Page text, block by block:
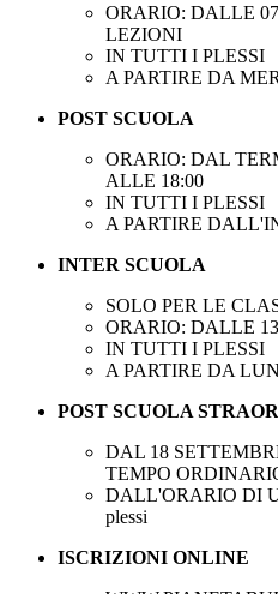
ORARIO: DALLE
LEZIONI
IN TUTTI I PLESSI
A PARTIRE DA
POST SCUOLA
ORARIO: DAL
ALLE 18:00
IN TUTTI I PLESSI
A PARTIRE
INTER SCUOLA
SOLO PER LE
ORARIO: DALLE
IN TUTTI I PLESSI
A PARTIRE DA
POST SCUOLA
DAL 18
TEMPO
DALL'ORARIO DI
plessi
ISCRIZIONI ONLINE